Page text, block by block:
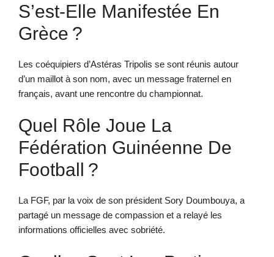
S’est-Elle Manifestée En
Grèce ?
Les coéquipiers d’Astéras Tripolis se sont réunis autour
d’un maillot à son nom, avec un message fraternel en
français, avant une rencontre du championnat.
Quel Rôle Joue La
Fédération Guinéenne De
Football ?
La FGF, par la voix de son président Sory Doumbouya, a
partagé un message de compassion et a relayé les
informations officielles avec sobriété.